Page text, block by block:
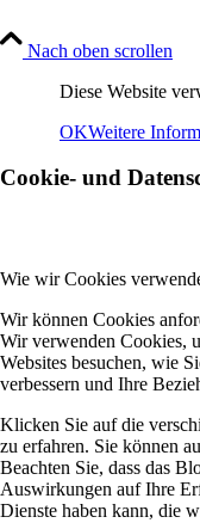
Nach oben scrollen
Diese Website
OKWeitere
Cookie- und
Wie wir Cookies
Wir können Cookies
Wir verwenden Cookies,
Websites besuchen, wie
verbessern und Ihre
Klicken Sie auf die
zu erfahren. Sie können
Beachten Sie, dass das
Auswirkungen auf Ihre
Dienste haben kann, die